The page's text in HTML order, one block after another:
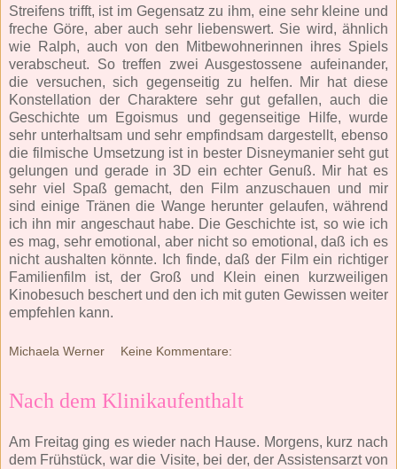
Streifens trifft, ist im Gegensatz zu ihm, eine sehr kleine und
freche Göre, aber auch sehr liebenswert. Sie wird, ähnlich
wie Ralph, auch von den Mitbewohnerinnen ihres Spiels
verabscheut. So treffen zwei Ausgestossene aufeinander,
die versuchen, sich gegenseitig zu helfen. Mir hat diese
Konstellation der Charaktere sehr gut gefallen, auch die
Geschichte um Egoismus und gegenseitige Hilfe, wurde
sehr unterhaltsam und sehr empfindsam dargestellt, ebenso
die filmische Umsetzung ist in bester Disneymanier seht gut
gelungen und gerade in 3D ein echter Genuß. Mir hat es
sehr viel Spaß gemacht, den Film anzuschauen und mir
sind einige Tränen die Wange herunter gelaufen, während
ich ihn mir angeschaut habe. Die Geschichte ist, so wie ich
es mag, sehr emotional, aber nicht so emotional, daß ich es
nicht aushalten könnte. Ich finde, daß der Film ein richtiger
Familienfilm ist, der Groß und Klein einen kurzweiligen
Kinobesuch beschert und den ich mit guten Gewissen weiter
empfehlen kann.
Michaela Werner Keine Kommentare:
Nach dem Klinikaufenthalt
Am Freitag ging es wieder nach Hause. Morgens, kurz nach
dem Frühstück, war die Visite, bei der, der Assistensarzt von